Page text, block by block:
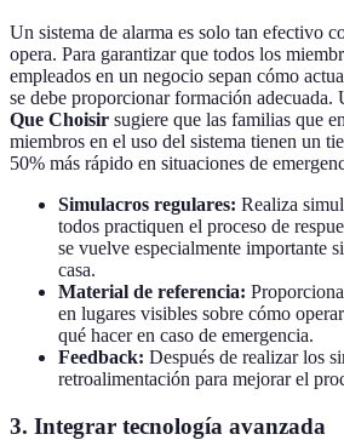
Un sistema de alarma es solo tan efectivo
opera. Para garantizar que todos los
empleados en un negocio sepan cómo
se debe proporcionar formación adecuada.
Que Choisir sugiere que las familias que
miembros en el uso del sistema tienen un
50% más rápido en situaciones de
Simulacros regulares: Realiza
todos practiquen el proceso de
se vuelve especialmente importante
casa.
Material de referencia:
en lugares visibles sobre cómo
qué hacer en caso de emergencia.
Feedback: Después de realizar los
retroalimentación para mejorar el
3. Integrar tecnología avanzada